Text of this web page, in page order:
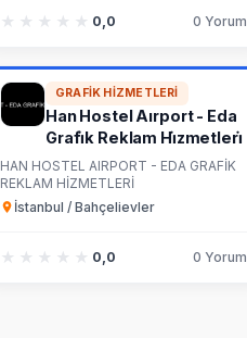
★★★★★
★★★★★ 0,0 0 Yorum
GRAFIK HIZMETLERI
Han Hostel Aırport - Eda
Grafi̇k Reklam Hi̇zmetleri̇
HAN HOSTEL AIRPORT - EDA GRAFİK
REKLAM HİZMETLERİ
İstanbul / Bahçelievler
★★★★★
★★★★★ 0,0 0 Yorum